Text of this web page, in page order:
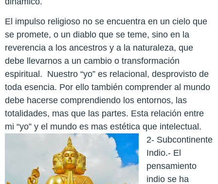
El impulso religioso no se encuentra en un cielo que
se promete, o un diablo que se teme, sino en la
reverencia a los ancestros y a la naturaleza, que
debe llevarnos a un cambio o transformación
espiritual. Nuestro “yo” es relacional, desprovisto de
toda esencia. Por ello también comprender al mundo
debe hacerse comprendiendo los entornos, las
totalidades, mas que las partes. Esta relación entre
mi “yo” y el mundo es mas estética que intelectual.
2- Subcontinente
Indio.- El
pensamiento
indio se ha